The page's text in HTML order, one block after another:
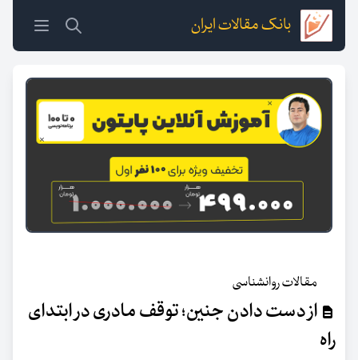
بانک مقالات ایران
مقالات روانشناسی
از دست دادن جنین؛ توقف مادری در ابتدای
راه